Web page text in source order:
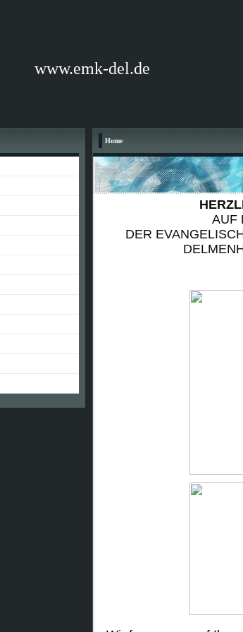
www.emk-del.de
Home
AUF
DER